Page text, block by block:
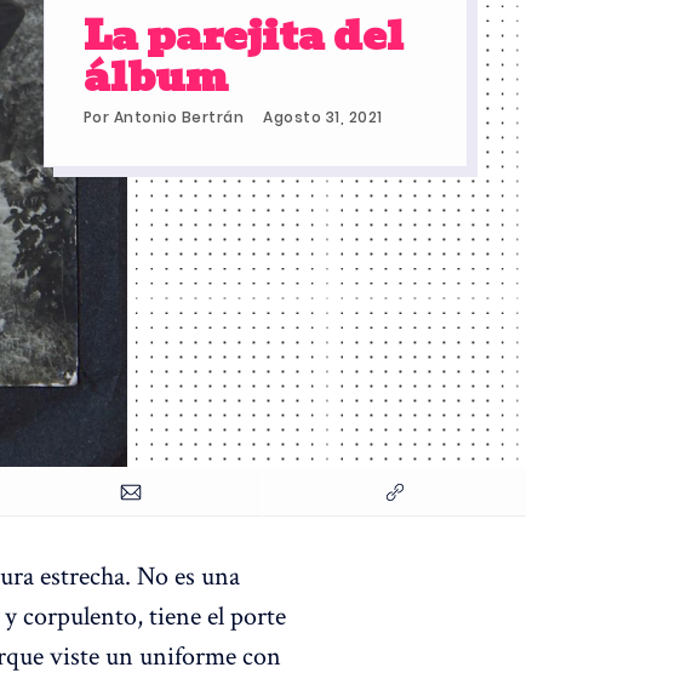
La parejita del
álbum
Por Antonio Bertrán Agosto 31, 2021
estrecha. No es una
corpulento, tiene el porte
viste un uniforme con